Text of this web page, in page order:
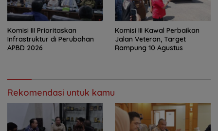
‎Komisi III Prioritaskan
Infrastruktur di Perubahan
APBD 2026
Komisi III Kawal Perbaikan
Jalan Veteran, Target
Rampung 10 Agustus
Rekomendasi untuk kamu